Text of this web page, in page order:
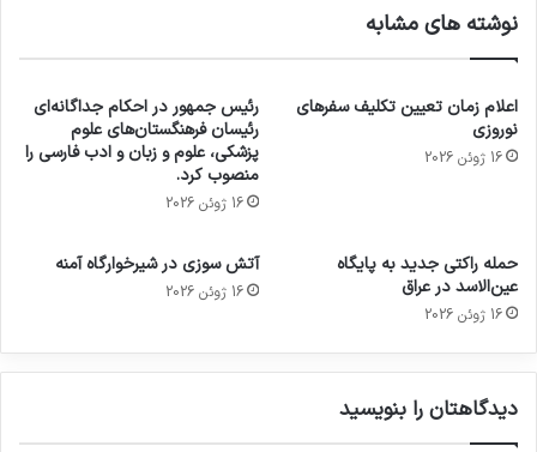
نوشته های مشابه
اعلام زمان تعیین تکلیف سفرهای
نوروزی
16 ژوئن 2026
رئیس جمهور در احکام جداگانه‌ای
رئیسان فرهنگستان‌های علوم
پزشکی، علوم و زبان و ادب فارسی را
منصوب کرد.
16 ژوئن 2026
حمله راکتی جدید به پایگاه
عین‌الاسد در عراق
16 ژوئن 2026
آتش سوزی در شیرخوارگاه آمنه
16 ژوئن 2026
دیدگاهتان را بنویسید